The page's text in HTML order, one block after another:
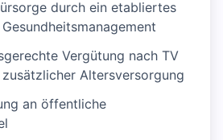
durch ein etabliertes
Vergütung nach TV
zusätzlicher Altersversorgung
an öffentliche